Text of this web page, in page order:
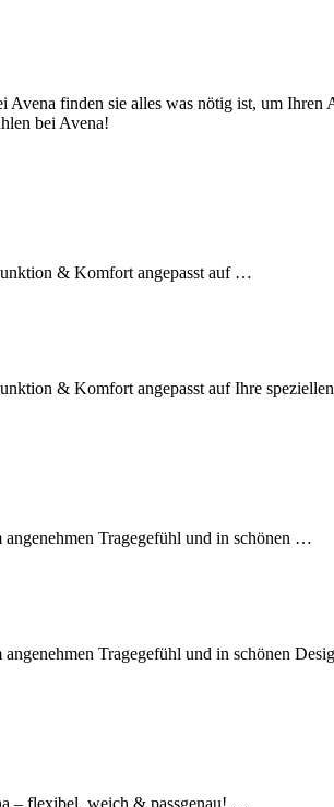
finden sie alles was nötig ist, um
bei Avena!
& Komfort angepasst auf …
& Komfort angepasst auf Ihre
Tragegefühl und in schönen …
Tragegefühl und in schönen
– flexibel, weich & passgenau! …